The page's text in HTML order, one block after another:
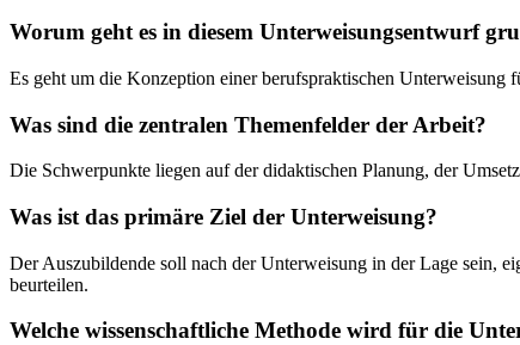
Worum geht es in diesem Unterweisungsentwurf
Es geht um die Konzeption einer berufspraktischen
Was sind die zentralen Themenfelder der Arbeit?
Die Schwerpunkte liegen auf der didaktischen Planung, der
Was ist das primäre Ziel der Unterweisung?
Der Auszubildende soll nach der Unterweisung in der Lage sein,
beurteilen.
Welche wissenschaftliche Methode wird für die